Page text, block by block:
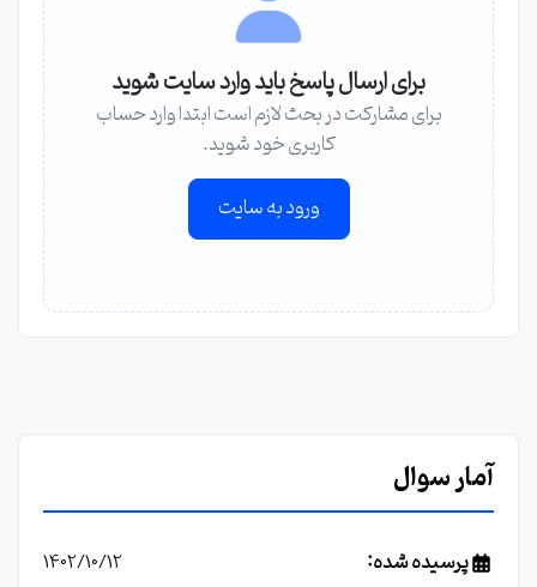
برای ارسال پاسخ باید وارد سایت شوید
برای مشارکت در بحث لازم است ابتدا وارد حساب
کاربری خود شوید.
ورود به سایت
آمار سوال
پرسیده شده: 1402/10/12